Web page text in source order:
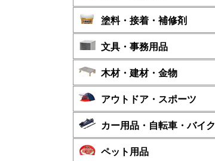
塗料・接着・補修剤
文具・事務用品
木材・建材・金物
アウトドア・スポーツ
カー用品・自転車・バイク
ペット用品